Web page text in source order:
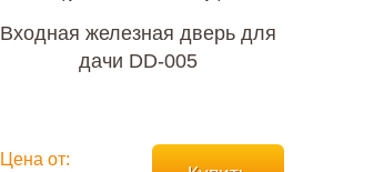
Входная железная дверь для
дачи DD-005
Цена от: